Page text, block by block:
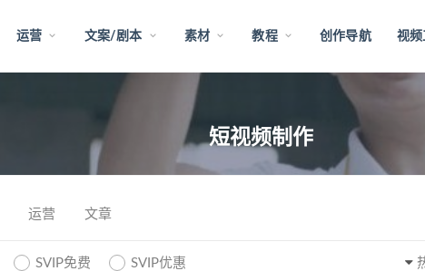
运营 文案/剧本 素材 教程 创作导航 视频
短视频制作
运营 文章
SVIP免费 SVIP优惠